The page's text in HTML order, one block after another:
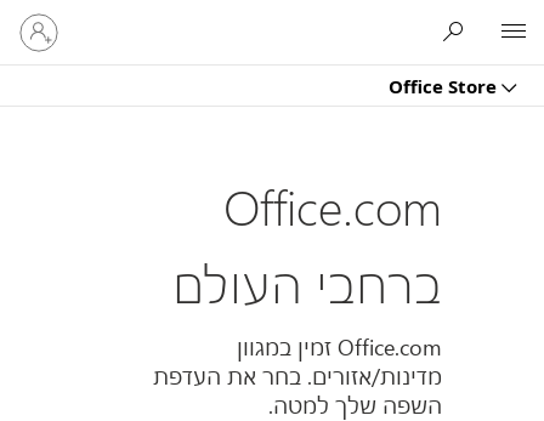
Office Store
היכנס
לחשבון
שלך
Office.com
ברחבי העולם
Office.com זמין במגוון
מדינות/אזורים. בחר את העדפת
השפה שלך למטה.